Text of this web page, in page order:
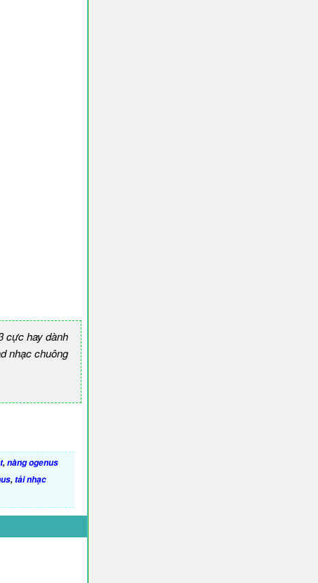
cực hay dành
nhạc chuông
,nàng ogenus
,tải nhạc